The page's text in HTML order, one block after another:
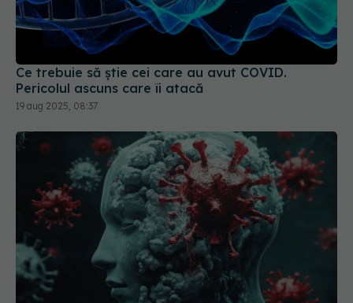
Ce trebuie să știe cei care au avut COVID.
Pericolul ascuns care îi atacă
19 aug 2025, 08:37